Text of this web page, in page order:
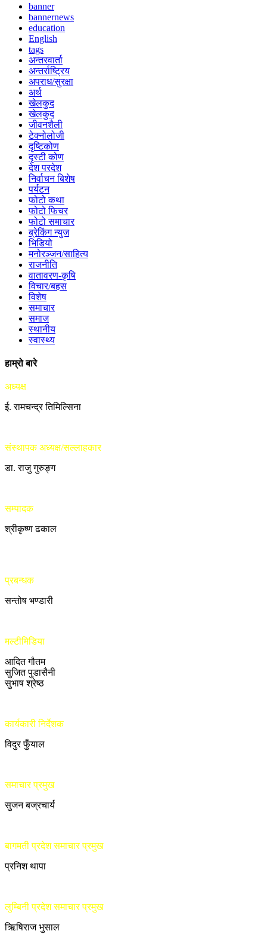
banner
bannernews
education
English
tags
अन्तरवार्ता
अन्तर्राष्ट्रिय
अपराध/सुरक्षा
अर्थ
खेलकुद
खेलकुद
जीवनशैली
टेक्नोलोजी
दृष्टिकोण
दृस्टी कोण
देश परदेश
निर्वाचन बिशेष
पर्यटन
फोटो कथा
फोटो फिचर
फोटो समाचार
ब्रेकिंग न्युज
भिडियो
मनोरञ्जन/साहित्य
राजनीति
वातावरण-कृषि
विचार/बहस
विशेष
समाचार
समाज
स्थानीय
स्वास्थ्य
हाम्रो बारे
अध्यक्ष
ई. रामचन्द्र तिमिल्सिना
संस्थापक अध्यक्ष/सल्लाहकार
डा. राजु गुरुङ्ग
सम्पादक
श्रीकृष्ण ढकाल
प्रबन्धक
सन्तोष भण्डारी
मल्टीमिडिया
आदित गौतम
सुजित पुडासैनी
सुभाष श्रेष्ठ
कार्यकारी निर्देशक
विदुर फुँयाल
समाचार प्रमुख
सुजन बज्रचार्य
बागमती प्रदेश समाचार प्रमुख
प्रनिश थापा
लुम्बिनी प्रदेश समाचार प्रमुख
ऋिषिराज भुसाल